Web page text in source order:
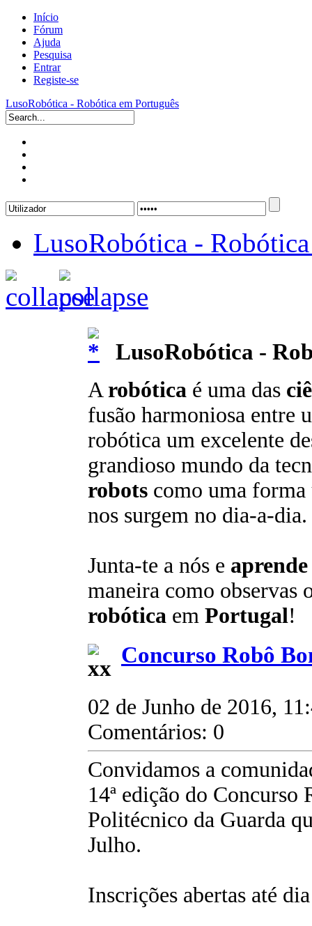
Início
Fórum
Ajuda
Pesquisa
Entrar
Registe-se
LusoRobótica - Robótica em Português
LusoRobótica -
LusoRobótica -
Arobótica é uma das
fusão harmoniosa entre
robótica um excelente
grandioso mundo da
robots como uma
nos surgem no dia-a-dia.
Junta-te a nós e aprende
maneira como observas
robótica em Portugal!
Concurso Robô
02 de Junho de 2016,
Comentários: 0
Convidamos a
14ª edição do
Politécnico da Guarda
Julho.
Inscrições abertas até